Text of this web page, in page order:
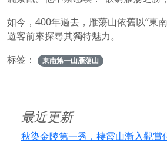
如今，400年過去，雁蕩山依舊以“東
遊客前來探尋其獨特魅力。
标签：
東南第一山雁蕩山
最近更新
秋染金陵第一秀，棲霞山漸入觀賞